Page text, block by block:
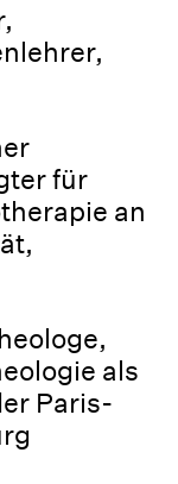
für
an
als
Paris-